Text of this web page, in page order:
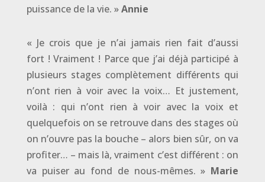
puissance de la vie. »Annie
« Je crois que je n’ai jamais rien fait d’aussi
fort ! Vraiment ! Parce que j’ai déjà participé à
plusieurs stages complètement différents qui
n’ont rien à voir avec la voix… Et justement,
voilà : qui n’ont rien à voir avec la voix et
quelquefois on se retrouve dans des stages où
on n’ouvre pas la bouche – alors bien sûr, on va
profiter… – mais là, vraiment c’est différent : on
va puiser au fond de nous-mêmes. » Marie